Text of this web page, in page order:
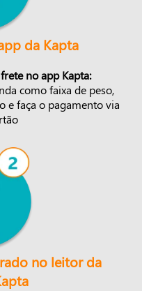
da Kapta
no app Kapta:
como faixa de peso,
e faça o pagamento via
no leitor da